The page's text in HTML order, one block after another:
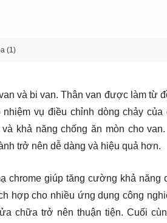
(1)
và bi van. Thân van được làm từ
vụ điều chỉnh dòng chảy của
khả năng chống ăn mòn cho
trở nên dễ dàng và hiệu quả hơn.
chrome giúp tăng cường khả năng
hợp cho nhiều ứng dụng công
chữa trở nên thuận tiện. Cuối